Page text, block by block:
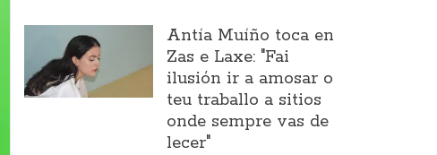
Antía Muíño toca en
Zas e Laxe: "Fai
ilusión ir a amosar o
teu traballo a sitios
onde sempre vas de
lecer"